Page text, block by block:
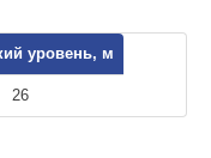
уровень, м
26